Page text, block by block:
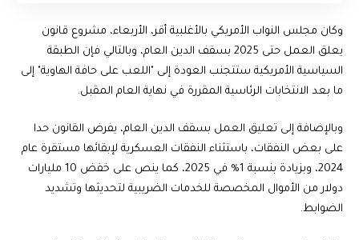
وكان مجلس النواب الأمريكي بالأغلبية أقر، الأربعاء، مشروع قانون
يعلق العمل حتى 2025 بسقف الدين العام، وبالتالي فإن الطبقة
السياسية الأمريكية ستتجنب العودة إلى "اللعب على حافة الهاوية" إلى
ما بعد الانتخابات الرئاسية المقررة في نهاية العام المقبل.
وبالإضافة إلى تعليق العمل بسقف الدين العام، يفرض القانون حدا
على بعض النفقات، باستثناء النفقات العسكرية لإبقائها مستقرة عام
2024، وبزيادة بنسبة 1% في 2025، كما ينص على خفض 10 مليارات
دولار من الأموال المخصصة للخدمات الضريبية لتحديثها وتشديد
الضوابط.